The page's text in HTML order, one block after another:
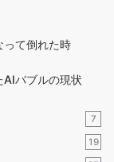
って倒れた時
バブルの現状
7
19